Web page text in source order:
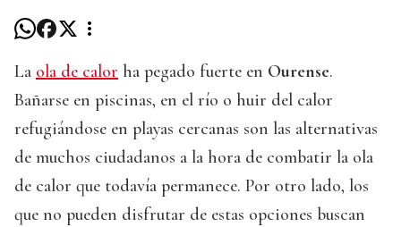
La ola de calor ha pegado fuerte en Ourense.
Bañarse en piscinas, en el río o huir del calor
refugiándose en playas cercanas son las alternativas
de muchos ciudadanos a la hora de combatir la ola
de calor que todavía permanece. Por otro lado, los
que no pueden disfrutar de estas opciones buscan